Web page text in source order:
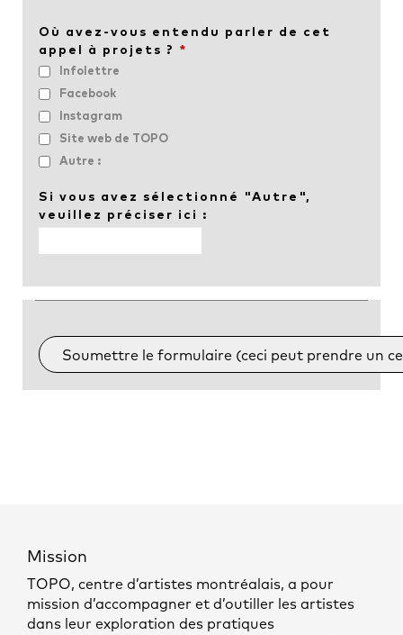
Où avez-vous entendu parler de cet
appel à projets ? *
Infolettre
Facebook
Instagram
Site web de TOPO
Autre :
Si vous avez sélectionné "Autre",
veuillez préciser ici :
Mission
TOPO, centre d’artistes montréalais, a pour
mission d’accompagner et d’outiller les artistes
dans leur exploration des pratiques